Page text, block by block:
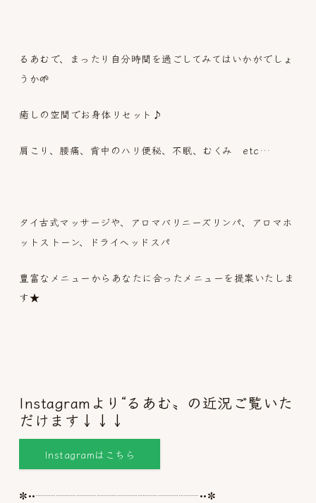
るあむで、まったり自分時間を過ごしてみてはいかがでしょ
うか🌱
癒しの空間でお身体リセット♪
肩こり、腰痛、背中のハリ便秘、不眠、むくみ etc…
タイ古式マッサージや、アロマバリニーズリンパ、アロマホ
ットストーン、ドライヘッドスパ
豊富なメニューからあなたに合ったメニューを提案いたしま
す★
Instagramより“るあむ〟の近況ご覧いた
だけます↓↓↓
Instagramはこちら
✼••┈┈┈┈┈┈┈┈┈┈┈┈┈┈┈┈••✼